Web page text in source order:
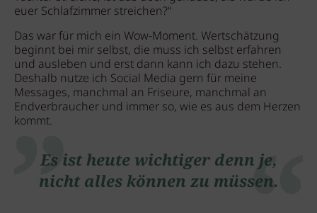
euer Schlafzimmer streichen?“
Das war für mich ein Wow-Moment. Wertschätzung
beginnt bei mir selbst, die muss ich selbst erfahren
und ausleben und erst dann kann ich dazu stehen.
Deshalb nutze ich Social Media gern für meine
Messages, manchmal an Friseure, manchmal an
Endverbraucher und immer so, wie es aus dem Herzen
kommt.
Es ist heute wichtiger denn je,
nicht alles können zu müssen.